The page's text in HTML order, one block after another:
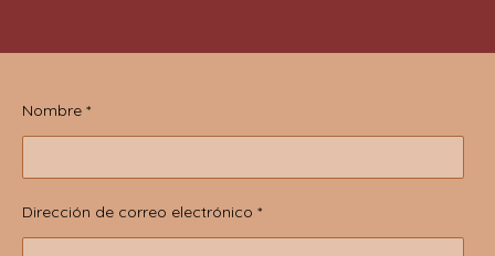
Nombre *
Dirección de correo electrónico *